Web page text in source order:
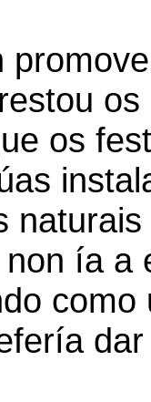
os
os
ía a
como